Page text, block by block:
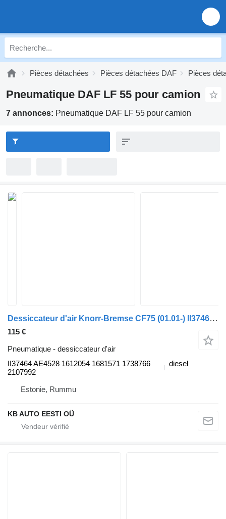
Pièces détachées Pièces détachées DAF Pièces
Pneumatique DAF LF 55 pour camion
7 annonces: Pneumatique DAF LF 55 pour camion
Dessiccateur d'air Knorr-Bremse CF75 (01.01-) II37464 AE4528 pour camion DAF LF45, LF55, LF180, CF65, CF75, CF85 (2001-)
115 €
Pneumatique - dessiccateur d'air
II37464 AE4528 1612054 1681571 1738766
2107992
diesel
Estonie, Rummu
KB AUTO EESTI OÜ